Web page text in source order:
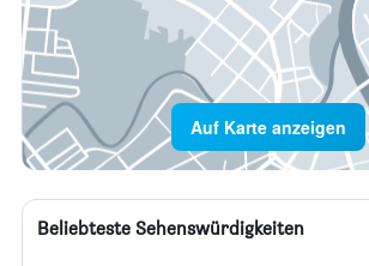
Auf Karte anzeigen
Beliebteste Sehenswürdigkeiten